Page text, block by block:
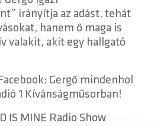
irányítja az adást, tehát
hanem ő maga is
valakit, akit egy hallgató
Gergő mindenhol
1 Kívánságműsorban!
IS MINE Radio Show